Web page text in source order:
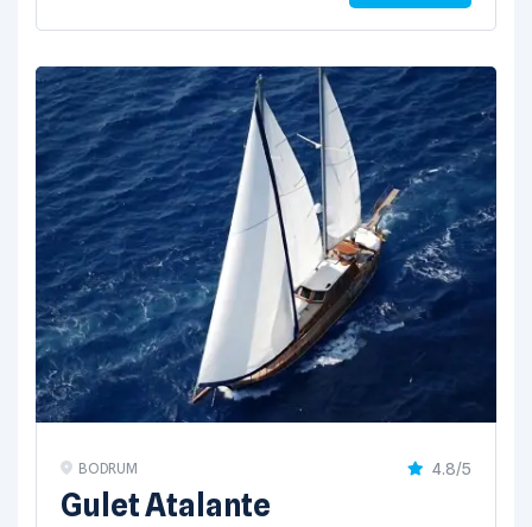
BODRUM 4.8/5
Gulet Atalante